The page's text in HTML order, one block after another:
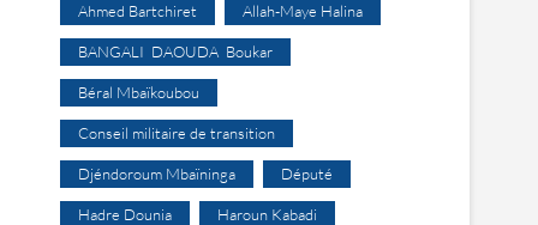
Ahmed Bartchiret Allah-Maye Halina
BANGALI DAOUDA Boukar
Béral Mbaïkoubou
Conseil militaire de transition
Djéndoroum Mbaïninga Député
Hadre Dounia Haroun Kabadi